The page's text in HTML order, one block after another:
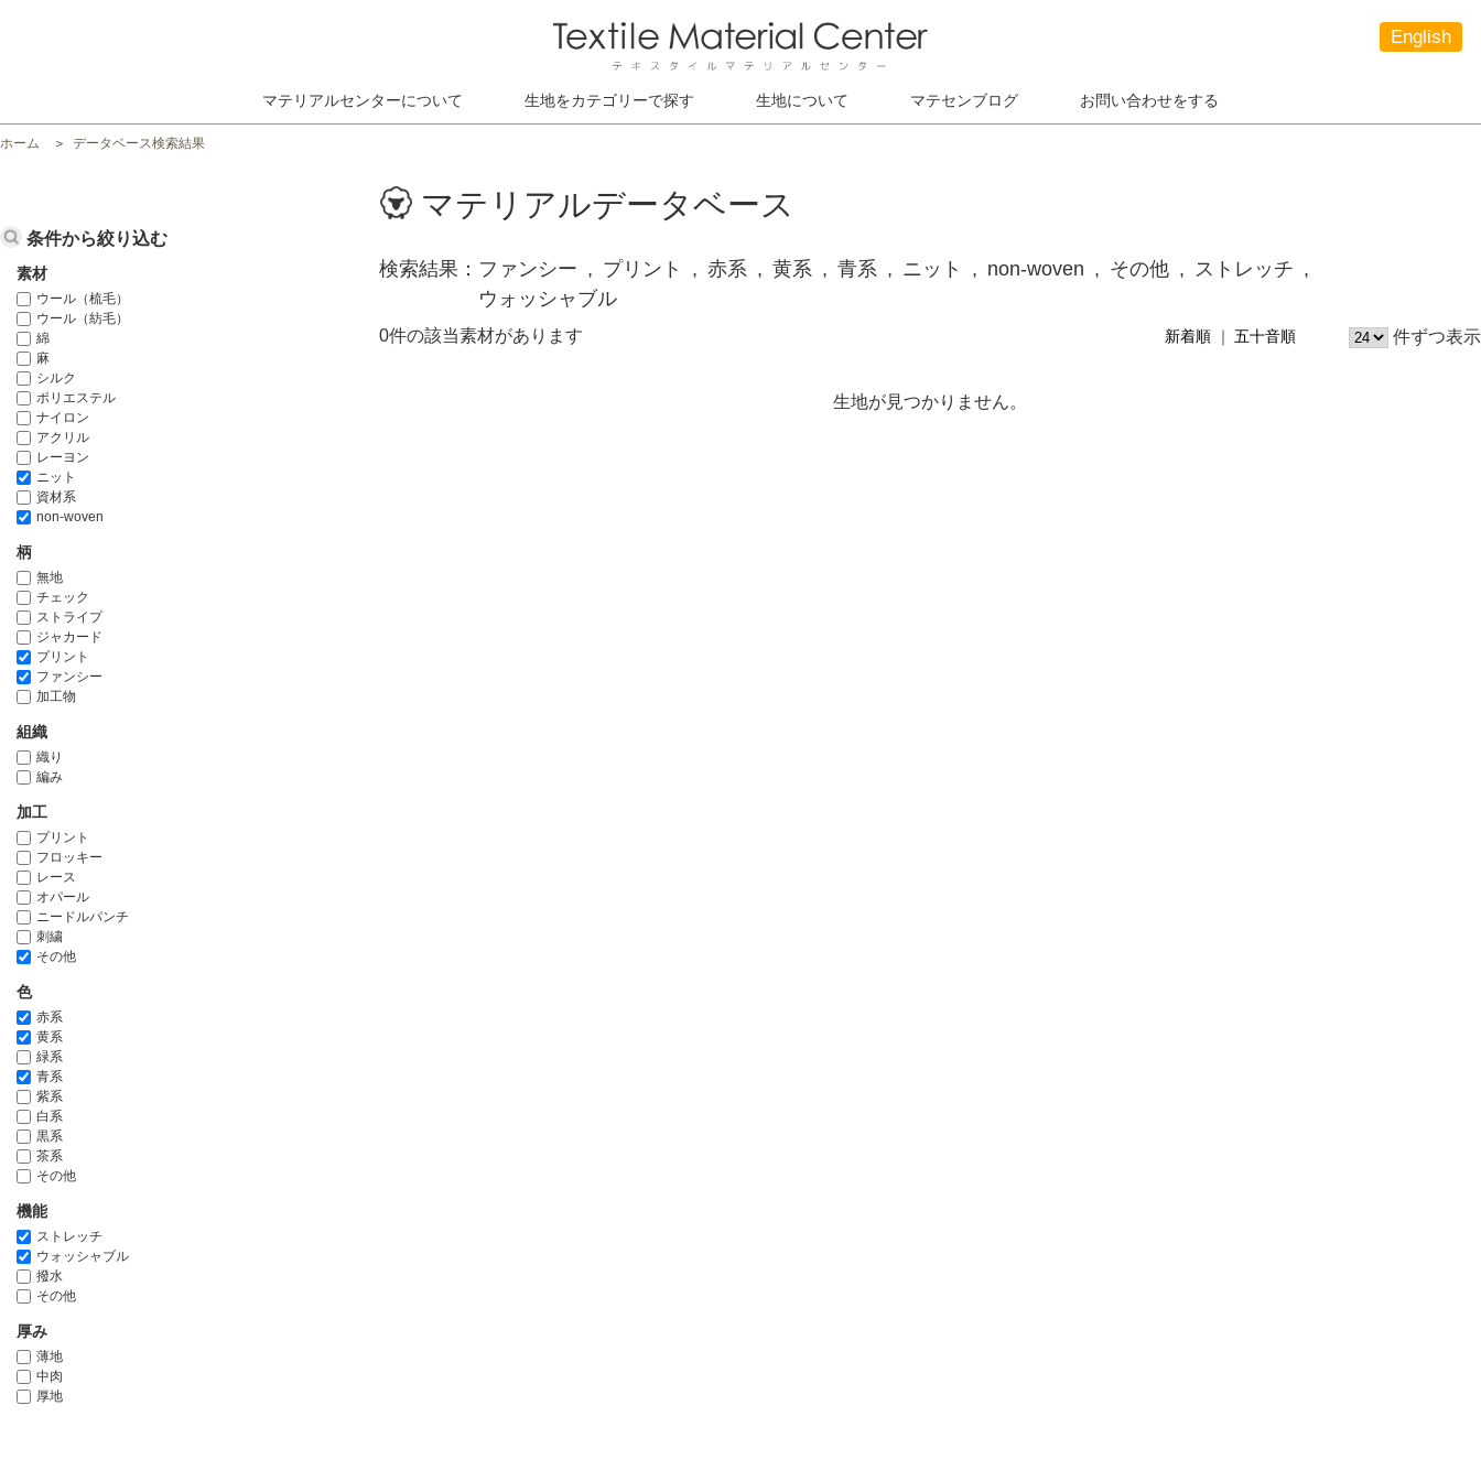
English
マテリアルセンターについて 生地をカテゴリーで探す 生地について マテセンブログ お問い合わせをする
ホーム データベース検索結果
マテリアルデータベース
検索結果 ファンシー プリント 赤系 黄系 青系 ニット non-woven その他
ストレッチ
ウォッシャブル
0件の該当素材があります 新着順 五十音順 件ずつ表示
生地が見つかりません。
条件から絞り込む
素材
ウール（梳毛）
ウール（紡毛）
綿
麻
シルク
ポリエステル
ナイロン
アクリル
レーヨン
ニット
資材系
non-woven
柄
無地
チェック
ストライプ
ジャカード
プリント
ファンシー
加工物
組織
織り
編み
加工
プリント
フロッキー
レース
オパール
ニードルパンチ
刺繍
その他
色
赤系
黄系
緑系
青系
紫系
白系
黒系
茶系
その他
機能
ストレッチ
ウォッシャブル
撥水
その他
厚み
薄地
中肉
厚地